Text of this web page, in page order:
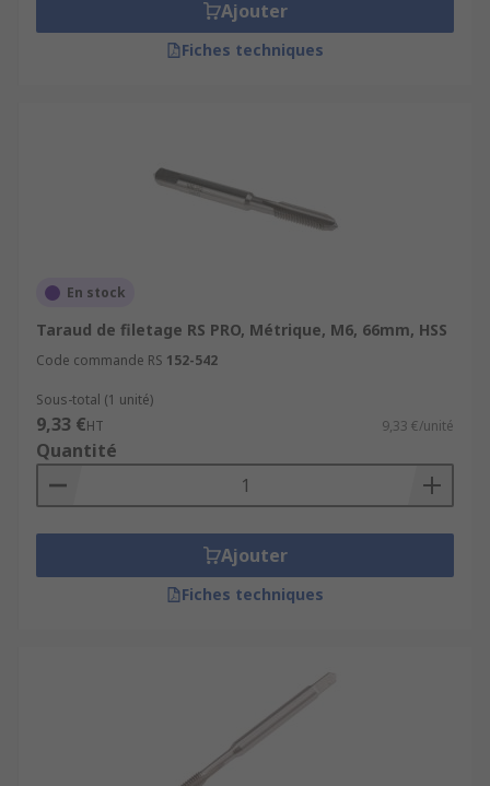
Ajouter
Fiches techniques
En stock
Taraud de filetage RS PRO, Métrique, M6, 66mm, HSS
Code commande RS 152-542
Sous-total (1 unité)
9,33 €HT 9,33 €/unité
Quantité
Ajouter
Fiches techniques